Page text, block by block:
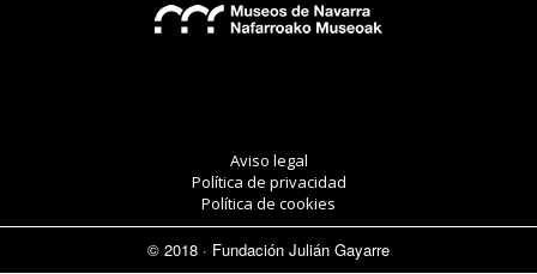
Aviso legal
Política de privacidad
Política de cookies
© 2018 · Fundación Julián Gayarre